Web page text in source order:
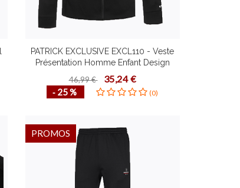
PATRICK EXCLUSIVE EXCL110 - Veste
Présentation Homme Enfant Design
Contemporain Plusieurs Couleurs
Tailles Confortable Mode de Vie
Fonctionnel
46,99 € 35,24 €
‐ 25 % (0)
PROMOS